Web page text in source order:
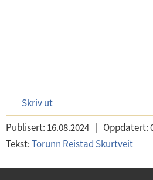
Skriv ut
Publisert: 16.08.2024 | Oppdatert:
Tekst:Torunn Reistad Skurtveit